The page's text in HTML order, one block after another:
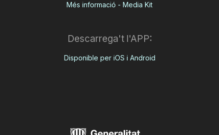
Més informació - Media Kit
Descarrega't l'APP:
Disponible per iOS i Android